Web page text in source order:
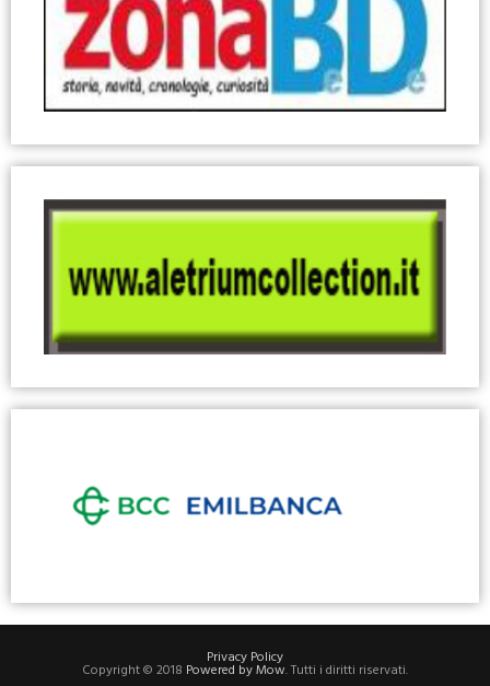
Privacy Policy
Copyright © 2018 Powered by Mow. Tutti i diritti riservati.